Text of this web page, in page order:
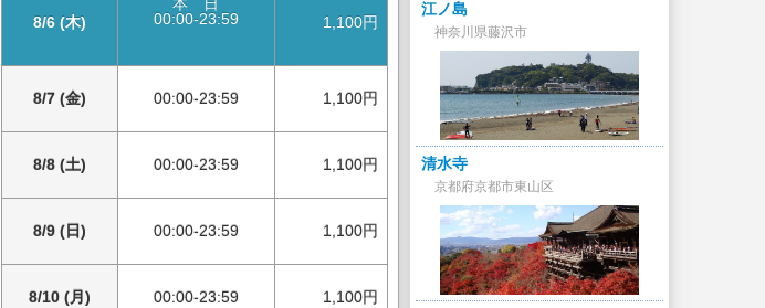
8/6 (木)
本 日
00:00-23:59
1,100円
8/7 (金) 00:00-23:59 1,100円
8/8 (土) 00:00-23:59 1,100円
8/9 (日) 00:00-23:59 1,100円
8/10 (月) 00:00-23:59 1,100円
江ノ島
神奈川県藤沢市
清水寺
京都府京都市東山区